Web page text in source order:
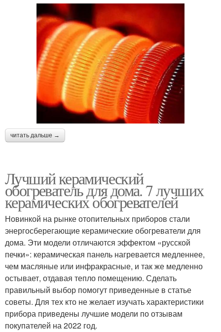
читать дальше →
Лучший керамический
обогреватель для дома. 7 лучших
керамических обогревателей
Новинкой на рынке отопительных приборов стали
энергосберегающие керамические обогреватели для
дома. Эти модели отличаются эффектом «русской
печки»: керамическая панель нагревается медленнее,
чем масляные или инфракрасные, и так же медленно
остывает, отдавая тепло помещению. Сделать
правильный выбор помогут приведенные в статье
советы. Для тех кто не желает изучать характеристики
прибора приведены лучшие модели по отзывам
покупателей на 2022 год.